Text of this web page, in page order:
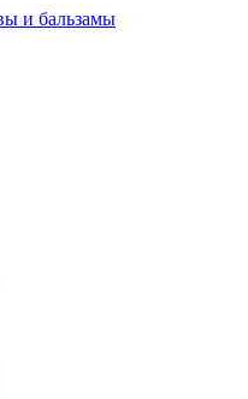
и бальзамы